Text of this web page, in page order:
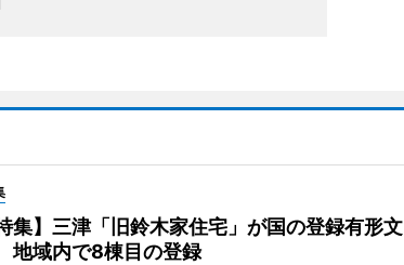
集】三津「旧鈴木家住宅」が国の登録有形文
域内で8棟目の登録